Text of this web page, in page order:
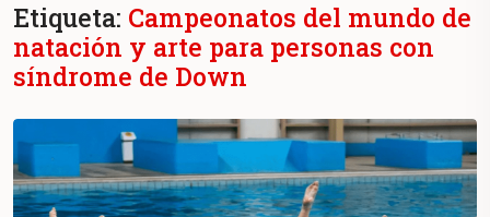
Etiqueta: Campeonatos del mundo de
natación y arte para personas con
síndrome de Down